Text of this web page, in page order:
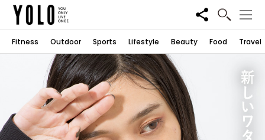
Share
Fitness Outdoor Sports Lifestyle Beauty Food Travel